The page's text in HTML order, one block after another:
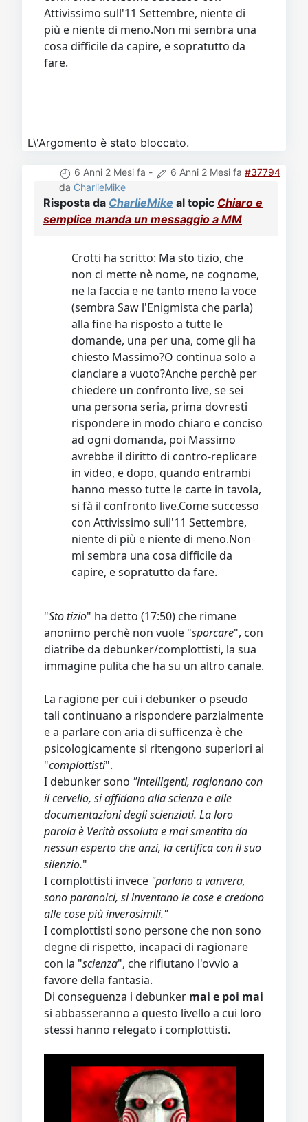
Attivissimo sull'11 Settembre, niente di
più e niente di meno.Non mi sembra una
cosa difficile da capire, e sopratutto da
fare.
L\'Argomento è stato bloccato.
6 Anni 2 Mesi fa - 6 Anni 2 Mesi fa #37794
da CharlieMike
Risposta da CharlieMike al topic Chiaro e
semplice manda un messaggio a MM
Crotti ha scritto: Ma sto tizio, che
non ci mette nè nome, ne cognome,
ne la faccia e ne tanto meno la voce
(sembra Saw l'Enigmista che parla)
alla fine ha risposto a tutte le
domande, una per una, come gli ha
chiesto Massimo?O continua solo a
cianciare a vuoto?Anche perchè per
chiedere un confronto live, se sei
una persona seria, prima dovresti
rispondere in modo chiaro e conciso
ad ogni domanda, poi Massimo
avrebbe il diritto di contro-replicare
in video, e dopo, quando entrambi
hanno messo tutte le carte in tavola,
si fà il confronto live.Come successo
con Attivissimo sull'11 Settembre,
niente di più e niente di meno.Non
mi sembra una cosa difficile da
capire, e sopratutto da fare.
"Sto tizio" ha detto (17:50) che rimane
anonimo perchè non vuole "sporcare", con
diatribe da debunker/complottisti, la sua
immagine pulita che ha su un altro canale.
La ragione per cui i debunker o pseudo
tali continuano a rispondere parzialmente
e a parlare con aria di sufficenza è che
psicologicamente si ritengono superiori ai
"complottisti".
I debunker sono "intelligenti, ragionano con
il cervello, si affidano alla scienza e alle
documentazioni degli scienziati. La loro
parola è Verità assoluta e mai smentita da
nessun esperto che anzi, la certifica con il suo
silenzio."
I complottisti invece "parlano a vanvera,
sono paranoici, si inventano le cose e credono
alle cose più inverosimili."
I complottisti sono persone che non sono
degne di rispetto, incapaci di ragionare
con la "scienza", che rifiutano l'ovvio a
favore della fantasia.
Di conseguenza i debunker mai e poi mai
si abbasseranno a questo livello a cui loro
stessi hanno relegato i complottisti.